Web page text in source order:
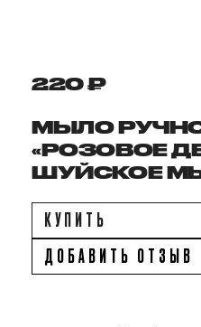
220 ₽
МЫЛО
«РОЗОВОЕ
ШУЙСКОЕ
КУПИТЬ
ДОБАВИТЬ ОТЗЫВ